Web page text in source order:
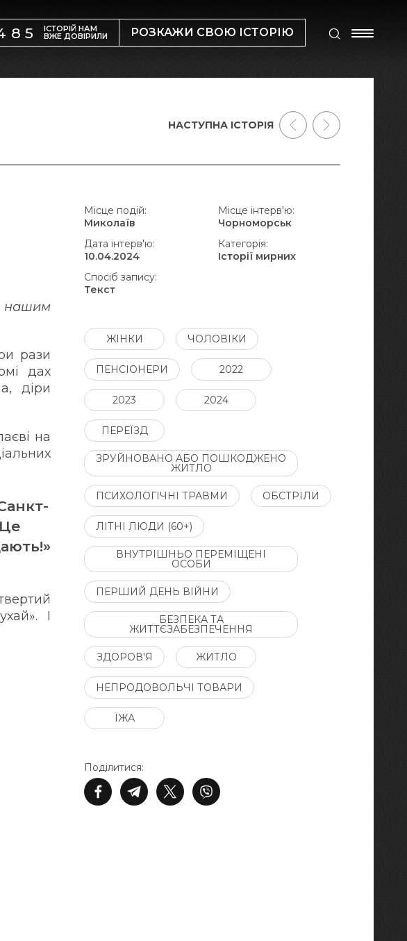
ІСТОРІЙ НАМ
ВЖЕ ДОВІРИЛИ РОЗКАЖИ СВОЮ ІСТОРІЮ
нашим
рази
дах
діри
на
І
Поділитися:
Місце подій:
Миколаїв
Місце інтерв'ю:
Чорноморськ
Дата інтерв'ю:
10.04.2024
Категорія:
Історії мирних
Спосіб запису:
Текст
ЖІНКИ ЧОЛОВІКИ
ПЕНСІОНЕРИ 2022
2023 2024
ПЕРЕЇЗД
ЗРУЙНОВАНО АБО ПОШКОДЖЕНО
ЖИТЛО
ПСИХОЛОГІЧНІ ТРАВМИ ОБСТРІЛИ
ЛІТНІ ЛЮДИ (60+)
ВНУТРІШНЬО ПЕРЕМІЩЕНІ
ОСОБИ
ПЕРШИЙ ДЕНЬ ВІЙНИ
БЕЗПЕКА ТА
ЖИТТЄЗАБЕЗПЕЧЕННЯ
ЗДОРОВ'Я ЖИТЛО
НЕПРОДОВОЛЬЧІ ТОВАРИ
ЇЖА
НАСТУПНА ІСТОРІЯ